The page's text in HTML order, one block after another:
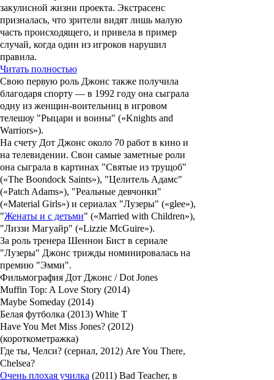
закулисной жизни проекта. Экстрасенс
призналась, что зрители видят лишь малую
часть происходящего, и привела в пример
случай, когда один из игроков нарушил
правила.
Читать полностью
Свою первую роль Джонс также получила
благодаря спорту — в 1992 году она сыграла
одну из женщин-воительниц в игровом
телешоу "Рыцари и воины" («Knights and
Warriors»).
На счету Дот Джонс около 70 работ в кино и
на телевидении. Свои самые заметные роли
она сыграла в картинах "Святые из трущоб"
(«The Boondock Saints»), "Целитель Адамс"
(«Patch Adams»), "Реальные девчонки"
(«Material Girls») и сериалах "Лузеры" («glee»),
"Женаты и с детьми" («Married with Children»),
"Лиззи Магуайр" («Lizzie McGuire»).
За роль тренера Шеннон Бист в сериале
"Лузеры" Джонс трижды номинировалась на
премию "Эмми".
Фильмография Дот Джонс / Dot Jones
Muffin Top: A Love Story (2014)
Maybe Someday (2014)
Белая футболка (2013) White T
Have You Met Miss Jones? (2012)
(короткометражка)
Где ты, Челси? (сериал, 2012) Are You There,
Chelsea?
Очень плохая училка (2011) Bad Teacher, в